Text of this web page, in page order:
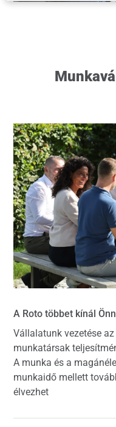
A Roto többet kínál
Vállalatunk vezetése
munkatársak
A munka és a
munkaidő mellett
élvezhet